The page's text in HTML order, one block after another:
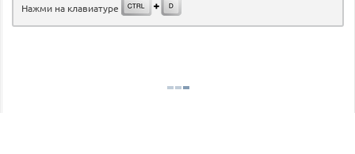
Нажми на клавиатуре